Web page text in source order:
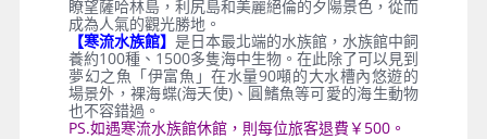
瞭望薩哈林島，利尻島和美麗絕倫的夕陽景色，從而
成為人氣的觀光勝地。
【寒流水族館】 是日本最北端的水族館，水族館中飼
養約100種、1500多隻海中生物。在此除了可以見到
夢幻之魚「伊富魚」在水量90噸的大水槽內悠遊的
場景外，裸海蝶(海天使)、圓鰭魚等可愛的海生動物
也不容錯過。
PS.如遇寒流水族館休館，則每位旅客退費￥500。